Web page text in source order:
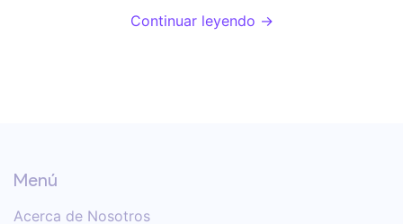
Argentina con bajo capital.
Continuar leyendo →
Menú
Acerca de Nosotros